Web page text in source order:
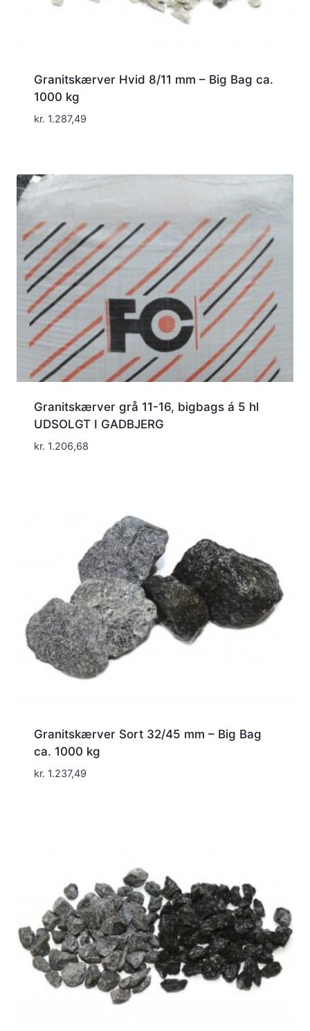
Granitskærver Hvid 8/11 mm – Big Bag ca.
1000 kg
kr. 1.287,49
Granitskærver grå 11-16, bigbags á 5 hl
UDSOLGT I GADBJERG
kr. 1.206,68
Granitskærver Sort 32/45 mm – Big Bag
ca. 1000 kg
kr. 1.237,49